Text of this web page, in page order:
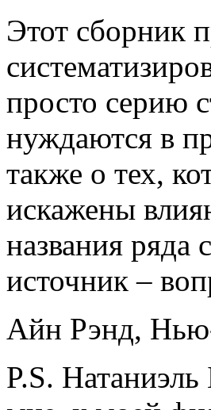
Этот сборник
просто серию
нуждаются в
также о тех,
искажены
названия ряда
источник –
Айн Рэнд,
P.S.